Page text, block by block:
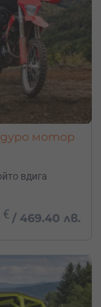
мотор
вдига
€ / 469.40 лв.